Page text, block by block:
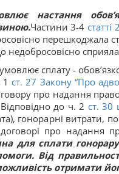
настання
Частини 3-4
перешкоджала
недобросовісно
сплату -
1ст. 27 Закону “Про
про надання
до ч. 2 ст. 30
гонорарні витрати,
про надання
для сплати
Від
отримати